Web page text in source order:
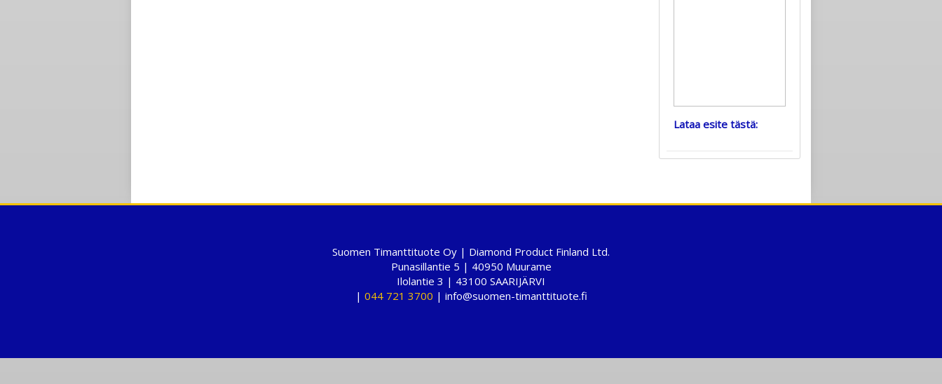
Lataa esite tästä:
Suomen Timanttituote Oy | Diamond Product Finland Ltd.
Punasillantie 5 | 40950 Muurame
Ilolantie 3 | 43100 SAARIJÄRVI
| 044 721 3700 | info@suomen-timanttituote.fi